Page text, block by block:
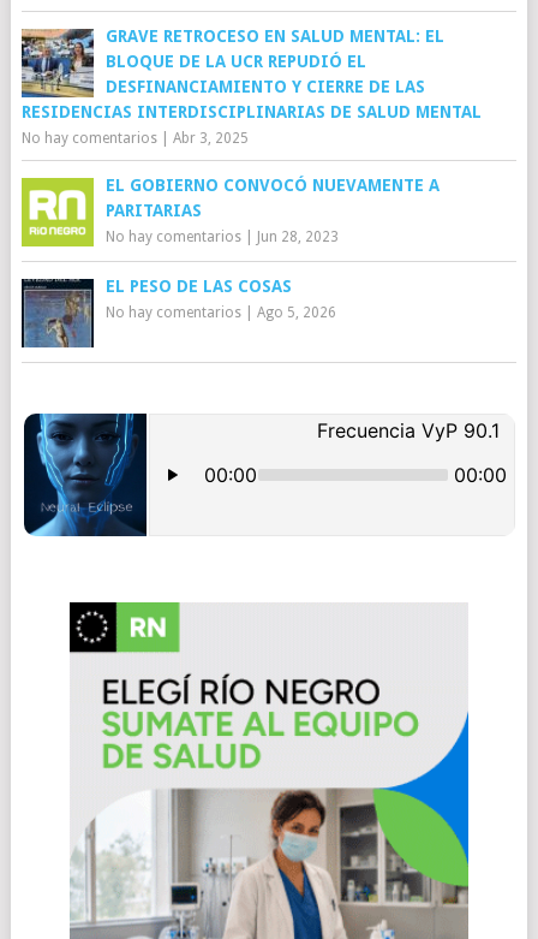
GRAVE RETROCESO EN SALUD MENTAL: EL
BLOQUE DE LA UCR REPUDIÓ EL
DESFINANCIAMIENTO Y CIERRE DE LAS
RESIDENCIAS INTERDISCIPLINARIAS DE SALUD MENTAL
No hay comentarios| Abr 3, 2025
EL GOBIERNO CONVOCÓ NUEVAMENTE A
PARITARIAS
No hay comentarios| Jun 28, 2023
EL PESO DE LAS COSAS
No hay comentarios| Ago 5, 2026